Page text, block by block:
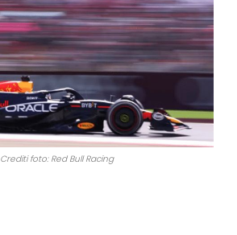
Crediti foto: Red Bull Racing